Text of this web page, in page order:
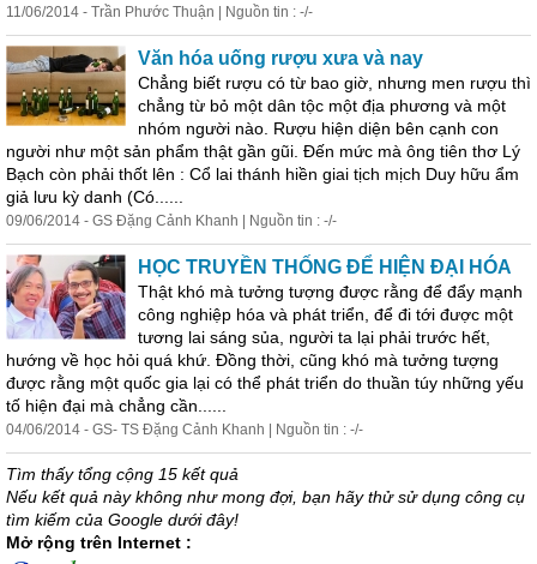
11/06/2014 - Trần Phước Thuận | Nguồn tin : -/-
Văn hóa uống rượu xưa và nay
Chẳng biết rượu có từ bao giờ, nhưng men rượu thì
chẳng từ bỏ một dân tộc một địa phương và một
nhóm người nào. Rượu hiện diện bên cạnh con
người như một sản phẩm thật gần gũi. Đến mức mà ông tiên thơ Lý
Bạch còn phải thốt lên : Cổ lai thánh hiền giai tịch mịch Duy hữu ẩm
giả lưu kỳ danh (Có......
09/06/2014 - GS Đặng Cảnh Khanh | Nguồn tin : -/-
HỌC TRUYỀN THỐNG ĐỂ HIỆN ĐẠI HÓA
Thật khó mà tưởng tượng được rằng để đẩy mạnh
công nghiệp hóa và phát triển, để đi tới được một
tương lai sáng sủa, người ta lại phải trước hết,
hướng về học hỏi quá khứ. Đồng thời, cũng khó mà tưởng tượng
được rằng một quốc gia lại có thể phát triển do thuần túy những yếu
tố hiện đại mà chẳng cần......
04/06/2014 - GS- TS Đặng Cảnh Khanh | Nguồn tin : -/-
Tìm thấy tổng cộng 15 kết quả
Nếu kết quả này không như mong đợi, bạn hãy thử sử dụng công cụ
tìm kiếm của Google dưới đây!
Mở rộng trên Internet :